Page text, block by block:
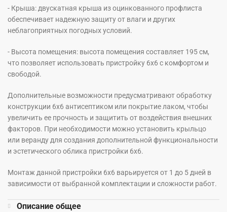
- Крыша: двускатная крыша из оцинкованного профлиста
обеспечивает надежную защиту от влаги и других
неблагоприятных погодных условий.
- Высота помещения: высота помещения составляет 195 см,
что позволяет использовать пристройку 6х6 с комфортом и
свободой.
Дополнительные возможности предусматривают обработку
конструкции 6х6 антисептиком или покрытие лаком, чтобы
увеличить ее прочность и защитить от воздействия внешних
факторов. При необходимости можно установить крыльцо
или веранду для создания дополнительной функциональности
и эстетического облика пристройки 6х6.
Монтаж данной пристройки 6х6 варьируется от 1 до 5 дней в
зависимости от выбранной комплектации и сложности работ.
Описание общее